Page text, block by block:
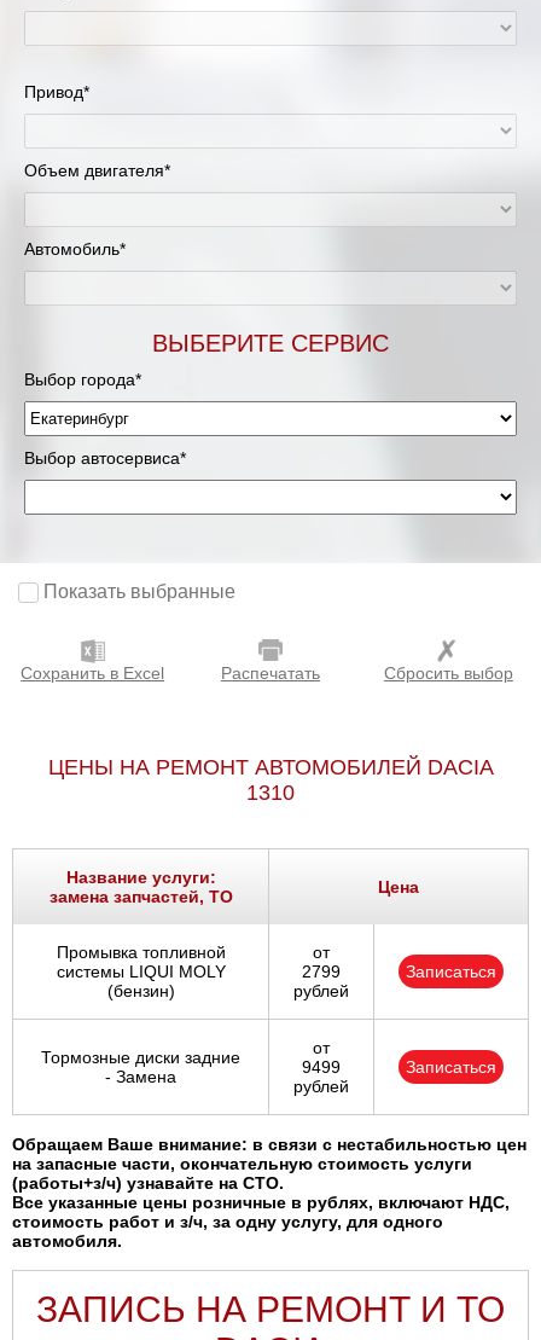
Привод*
Объем двигателя*
Автомобиль*
ВЫБЕРИТЕ СЕРВИС
Выбор города*
Выбор автосервиса*
Показать выбранные
Сохранить в Excel Распечатать Сбросить выбор
ЦЕНЫ НА РЕМОНТ АВТОМОБИЛЕЙ DACIA
1310
Название услуги:
замена запчастей, ТО
Цена
Промывка топливной
системы LIQUI MOLY
(бензин)
от
2799
рублей
Записаться
Тормозные диски задние
- Замена
от
9499
рублей
Записаться
Обращаем Ваше внимание: в связи с нестабильностью цен
на запасные части, окончательную стоимость услуги
(работы+з/ч) узнавайте на СТО.
Все указанные цены розничные в рублях, включают НДС,
стоимость работ и з/ч, за одну услугу, для одного
автомобиля.
ЗАПИСЬ НА РЕМОНТ И ТО